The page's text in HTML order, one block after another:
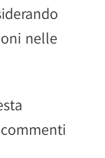
nelle